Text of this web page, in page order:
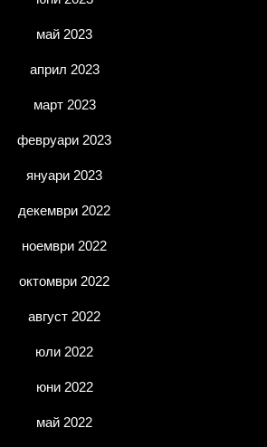
май 2023
април 2023
март 2023
февруари 2023
януари 2023
декември 2022
ноември 2022
октомври 2022
август 2022
юли 2022
юни 2022
май 2022